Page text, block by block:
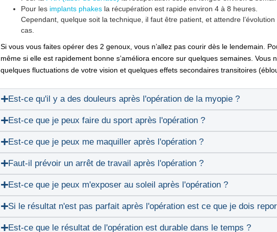
Pour les implants phakes la récupération est rapide environ 4 à 8 heures.
Cependant, quelque soit la technique, il faut être patient, et attendre
cas.
Si vous vous faites opérer des 2 genoux, vous n’allez pas courir dès le lendemain.
même si elle est rapidement bonne s’améliora encore sur quelques semaines. Vous
quelques fluctuations de votre vision et quelques effets secondaires transitoires
Est-ce qu'il y a des douleurs après l'opération de la myopie ?
Est-ce que je peux faire du sport après l'opération ?
Est-ce que je peux me maquiller après l'opération ?
Faut-il prévoir un arrêt de travail après l'opération ?
Est-ce que je peux m'exposer au soleil après l'opération ?
Si le résultat n'est pas parfait après l'opération est ce que je dois
Est-ce que le résultat de l'opération est durable dans le temps ?